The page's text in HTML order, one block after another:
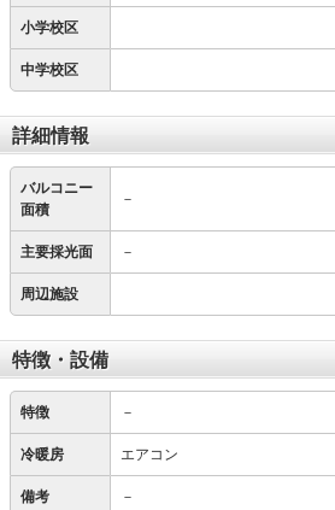
小学校区
中学校区
詳細情報
バルコニー
面積
－
主要採光面 －
周辺施設
特徴・設備
特徴 －
冷暖房 エアコン
備考 －